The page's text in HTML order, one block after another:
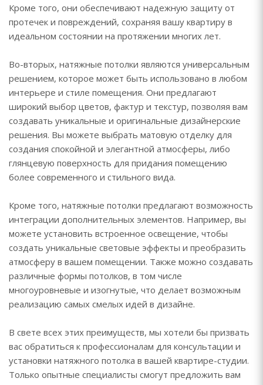
Кроме того, они обеспечивают надежную защиту от
протечек и повреждений, сохраняя вашу квартиру в
идеальном состоянии на протяжении многих лет.
Во-вторых, натяжные потолки являются универсальным
решением, которое может быть использовано в любом
интерьере и стиле помещения. Они предлагают
широкий выбор цветов, фактур и текстур, позволяя вам
создавать уникальные и оригинальные дизайнерские
решения. Вы можете выбрать матовую отделку для
создания спокойной и элегантной атмосферы, либо
глянцевую поверхность для придания помещению
более современного и стильного вида.
Кроме того, натяжные потолки предлагают возможность
интеграции дополнительных элементов. Например, вы
можете установить встроенное освещение, чтобы
создать уникальные световые эффекты и преобразить
атмосферу в вашем помещении. Также можно создавать
различные формы потолков, в том числе
многоуровневые и изогнутые, что делает возможным
реализацию самых смелых идей в дизайне.
В свете всех этих преимуществ, мы хотели бы призвать
вас обратиться к профессионалам для консультации и
установки натяжного потолка в вашей квартире-студии.
Только опытные специалисты смогут предложить вам